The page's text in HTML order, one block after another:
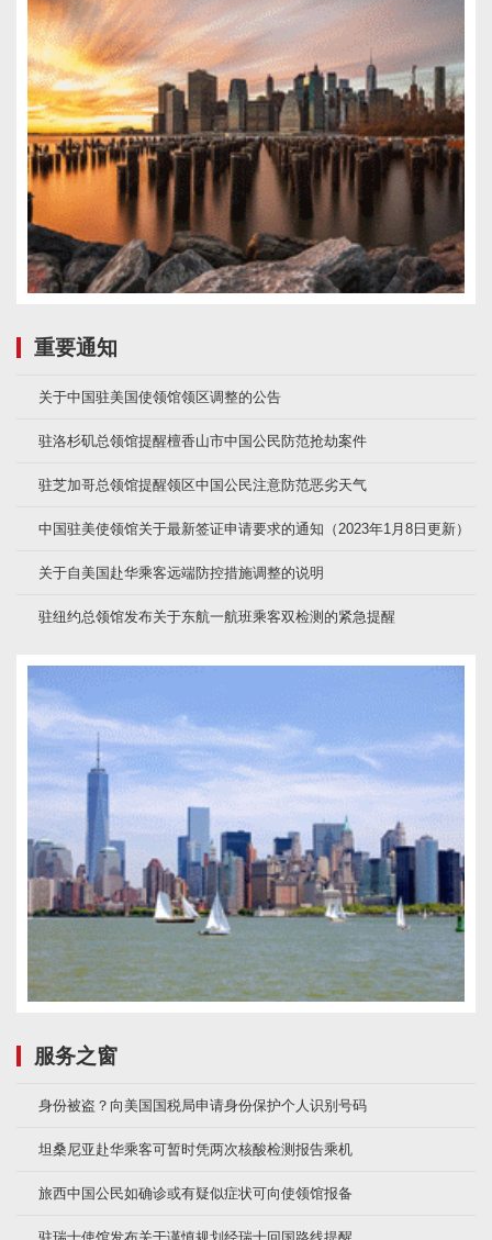
重要通知
关于中国驻美国使领馆领区调整的公告
驻洛杉矶总领馆提醒檀香山市中国公民防范抢劫案件
驻芝加哥总领馆提醒领区中国公民注意防范恶劣天气
中国驻美使领馆关于最新签证申请要求的通知（2023年1月8日更新）
关于自美国赴华乘客远端防控措施调整的说明
驻纽约总领馆发布关于东航一航班乘客双检测的紧急提醒
服务之窗
身份被盗？向美国国税局申请身份保护个人识别号码
坦桑尼亚赴华乘客可暂时凭两次核酸检测报告乘机
旅西中国公民如确诊或有疑似症状可向使领馆报备